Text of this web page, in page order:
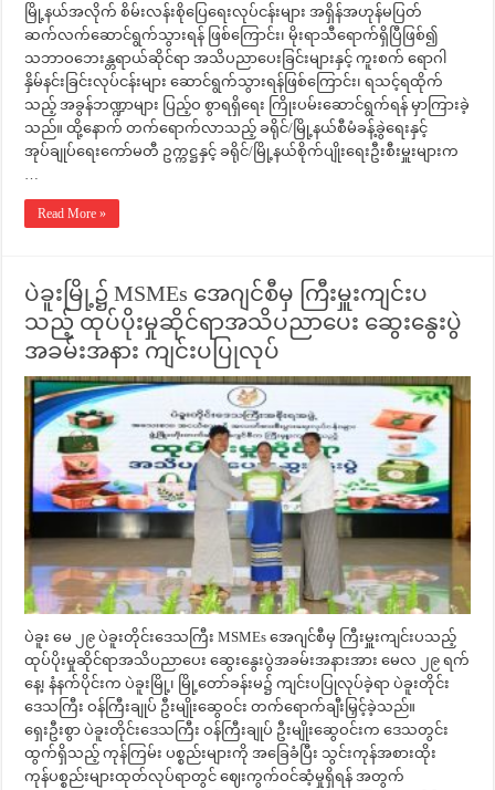
မြို့နယ်အလိုက် စိမ်းလန်းစိုပြေရေးလုပ်ငန်းများ အရှိန်အဟုန်မပြတ်
ဆက်လက်ဆောင်ရွက်သွားရန် ဖြစ်ကြောင်း၊ မိုးရာသီရောက်ရှိပြီဖြစ်၍
သဘာဝဘေးန္တရာယ်ဆိုင်ရာ အသိပညာပေးခြင်းများနှင့် ကူးစက် ရောဂါ
နှိမ်နင်းခြင်းလုပ်ငန်းများ ဆောင်ရွက်သွားရန်ဖြစ်ကြောင်း၊ ရသင့်ရထိုက်
သည့် အခွန်ဘဏ္ဍာများ ပြည့်ဝ စွာရရှိရေး ကြိုးပမ်းဆောင်ရွက်ရန် မှာကြားခဲ့
သည်။ ထို့နောက် တက်ရောက်လာသည့် ခရိုင်/မြို့နယ်စီမံခန့်ခွဲရေးနှင့်
အုပ်ချုပ်ရေးကော်မတီ ဥက္ကဋ္ဌနှင့် ခရိုင်/မြို့နယ်စိုက်ပျိုးရေးဦးစီးမှူးများက
…
Read More »
ပဲခူးမြို့၌ MSMEs အေဂျင်စီမှ ကြီးမှူးကျင်းပ
သည့် ထုပ်ပိုးမှုဆိုင်ရာအသိပညာပေး ဆွေးနွေးပွဲ
အခမ်းအနား ကျင်းပပြုလုပ်
ပဲခူး မေ ၂၉ ပဲခူးတိုင်းဒေသကြီး MSMEs အေဂျင်စီမှ ကြီးမှူးကျင်းပသည့်
ထုပ်ပိုးမှုဆိုင်ရာအသိပညာပေး ဆွေးနွေးပွဲအခမ်းအနားအား မေလ ၂၉ ရက်
နေ့၊ နံနက်ပိုင်းက ပဲခူးမြို့၊ မြို့တော်ခန်းမ၌ ကျင်းပပြုလုပ်ခဲ့ရာ ပဲခူးတိုင်း
ဒေသကြီး ဝန်ကြီးချုပ် ဦးမျိုးဆွေဝင်း တက်ရောက်ချီးမြှင့်ခဲ့သည်။
ရှေးဦးစွာ ပဲခူးတိုင်းဒေသကြီး ဝန်ကြီးချုပ် ဦးမျိုးဆွေဝင်းက ဒေသတွင်း
ထွက်ရှိသည့် ကုန်ကြမ်း ပစ္စည်းများကို အခြေခံပြီး သွင်းကုန်အစားထိုး
ကုန်ပစ္စည်းများထုတ်လုပ်ရာတွင် ဈေးကွက်ဝင်ဆံ့မှုရှိရန် အတွက်